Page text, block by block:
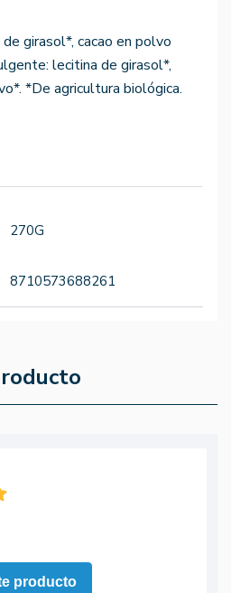
girasol*, cacao en polvo
lecitina de girasol*,
*De agricultura biológica.
270G
8710573688261
producto